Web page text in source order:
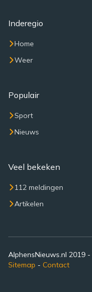
Inderegio
Home
Weer
Populair
Sport
Nieuws
Veel bekeken
112 meldingen
Artikelen
AlphensNieuws.nl 2019
Sitemap - Contact